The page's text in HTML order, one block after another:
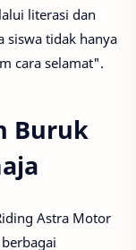
literasi dan
siswa tidak hanya
cara selamat".
Buruk
Astra Motor